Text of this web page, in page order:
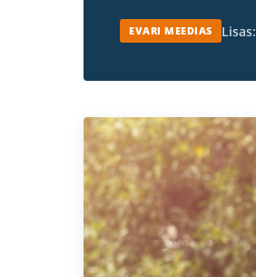
EVARI MEEDIAS Lisas: